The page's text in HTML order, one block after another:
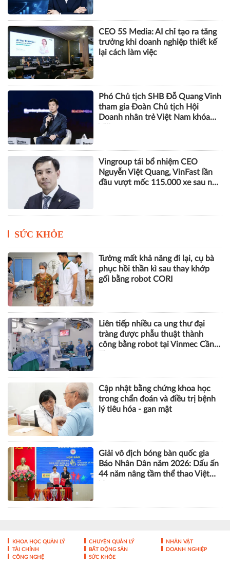
CEO 5S Media: AI chỉ tạo ra tăng
trưởng khi doanh nghiệp thiết kế
lại cách làm việc
Phó Chủ tịch SHB Đỗ Quang Vinh
tham gia Đoàn Chủ tịch Hội
Doanh nhân trẻ Việt Nam khóa
Vingroup tái bổ nhiệm CEO
Nguyễn Việt Quang, VinFast lần
đầu vượt mốc 115.000 xe sau nửa
SỨC KHỎE
Tưởng mất khả năng đi lại, cụ bà
phục hồi thần kì sau thay khớp
gối bằng robot CORI
Liên tiếp nhiều ca ung thư đại
tràng được phẫu thuật thành
công bằng robot tại Vinmec Cần
Cập nhật bằng chứng khoa học
trong chẩn đoán và điều trị bệnh
lý tiêu hóa - gan mật
Giải vô địch bóng bàn quốc gia
Báo Nhân Dân năm 2026: Dấu ấn
44 năm nâng tầm thể thao Việt
KHOA HỌC QUẢN LÝ CHUYỆN QUẢN LÝ
NHÂN VẬT
TÀI CHÍNH
BẤT ĐỘNG SẢN
DOANH NGHIỆP
CÔNG NGHỆ
SỨC KHỎE